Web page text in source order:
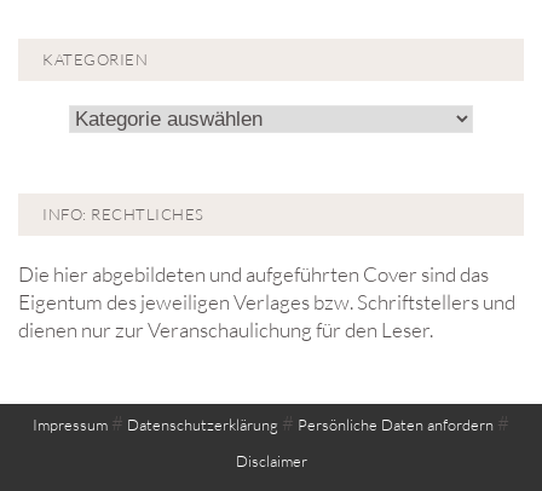
KATEGORIEN
Kategorien
INFO: RECHTLICHES
Die hier abgebildeten und aufgeführten Cover sind das
Eigentum des jeweiligen Verlages bzw. Schriftstellers und
dienen nur zur Veranschaulichung für den Leser.
Impressum # Datenschutzerklärung # Persönliche Daten anfordern #
Disclaimer